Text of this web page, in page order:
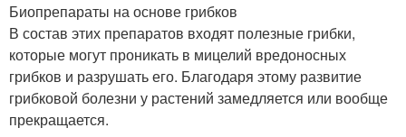
Биопрепараты на основе грибков
В состав этих препаратов входят полезные грибки,
которые могут проникать в мицелий вредоносных
грибков и разрушать его. Благодаря этому развитие
грибковой болезни у растений замедляется или вообще
прекращается.